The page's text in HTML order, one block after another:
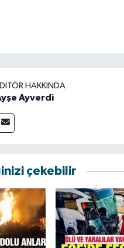
HAKKINDA
Ayverdi
çekebilir